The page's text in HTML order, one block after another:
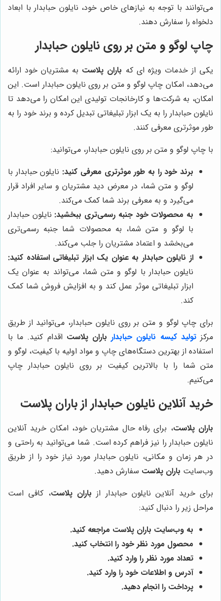
می‌توانند با توجه به نیازهای خاص خود، نایلون حبابدار با ابعاد
دلخواه را سفارش دهند.
چاپ لوگو و متن بر روی نایلون حبابدار
یکی از خدمات ویژه ای که باران پلاست به مشتریان خود ارائه
می‌دهد، امکان چاپ لوگو و متن بر روی نایلون حبابدار است. این
امکان، به شرکت‌ها و کارخانجات تولیدی این امکان را می‌دهد تا
نایلون حبابدار را به یک ابزار تبلیغاتی تبدیل کرده و برند خود را به
طور موثرتری معرفی کنند.
با چاپ لوگو و متن بر روی نایلون حبابدار، می‌توانید:
برند خود را به طور موثرتری معرفی کنید: نایلون حبابدار با
لوگو و متن شما، در معرض دید مشتریان و سایر افراد قرار
می‌گیرد و به معرفی برند شما کمک می‌کند.
به محصولات خود جنبه رسمی‌تری ببخشید: نایلون حبابدار
با لوگو و متن شما، به محصولات شما جنبه رسمی‌تری
می‌بخشد و اعتماد مشتریان را جلب می‌کند.
از نایلون حبابدار به عنوان یک ابزار تبلیغاتی استفاده کنید:
نایلون حبابدار با لوگو و متن شما، می‌تواند به عنوان یک
ابزار تبلیغاتی موثر عمل کند و به افزایش فروش شما کمک
کند.
برای چاپ لوگو و متن بر روی نایلون حبابدار، می‌توانید از طریق
مرکزتولید کیسه نایلون حبابدار باران پلاست اقدام کنید. ما با
استفاده از بهترین دستگاه‌های چاپ و مواد اولیه با کیفیت، لوگو و
متن شما را با بالاترین کیفیت بر روی نایلون حبابدار چاپ
می‌کنیم.
خرید آنلاین نایلون حبابدار ازباران پلاست
باران پلاست، برای رفاه حال مشتریان خود، امکان خرید آنلاین
نایلون حبابدار را نیز فراهم کرده است. شما می‌توانید به راحتی و
در هر زمان و مکانی، نایلون حبابدار مورد نیاز خود را از طریق
وب‌سایت باران پلاست سفارش دهید.
برای خرید آنلاین نایلون حبابدار از باران پلاست، کافی است
مراحل زیر را دنبال کنید:
به وب‌سایت باران پلاست مراجعه کنید.
محصول مورد نظر خود را انتخاب کنید.
تعداد مورد نظر را وارد کنید.
آدرس و اطلاعات خود را وارد کنید.
پرداخت را انجام دهید.